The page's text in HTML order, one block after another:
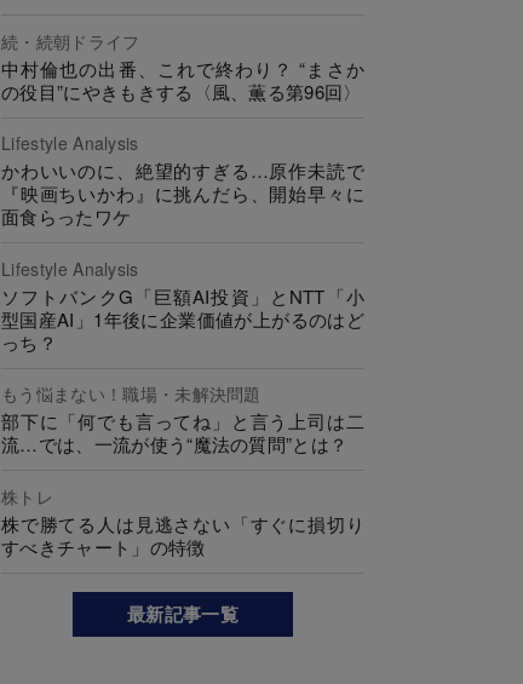
続・続朝ドライフ
中村倫也の出番、これで終わり？ “まさか
の役目”にやきもきする〈風、薫る第96回〉
Lifestyle Analysis
かわいいのに、絶望的すぎる…原作未読で
『映画ちいかわ』に挑んだら、開始早々に
面食らったワケ
Lifestyle Analysis
ソフトバンクG「巨額AI投資」とNTT「小
型国産AI」1年後に企業価値が上がるのはど
っち？
もう悩まない！職場・未解決問題
部下に「何でも言ってね」と言う上司は二
流…では、一流が使う“魔法の質問”とは？
株トレ
株で勝てる人は見逃さない「すぐに損切り
すべきチャート」の特徴
最新記事一覧